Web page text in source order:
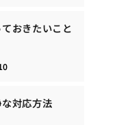
おきたいこと
対応方法